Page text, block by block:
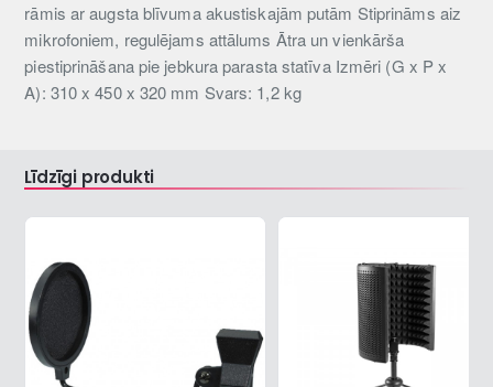
rāmis ar augsta blīvuma akustiskajām putām Stiprināms aiz
mikrofoniem, regulējams attālums Ātra un vienkārša
piestiprināšana pie jebkura parasta statīva Izmēri (G x P x
A): 310 x 450 x 320 mm Svars: 1,2 kg
Līdzīgi produkti